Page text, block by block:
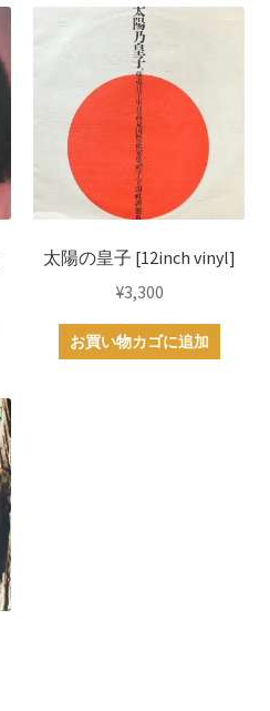
太陽の皇子 [12inch vinyl]
¥3,300
お買い物カゴに追加